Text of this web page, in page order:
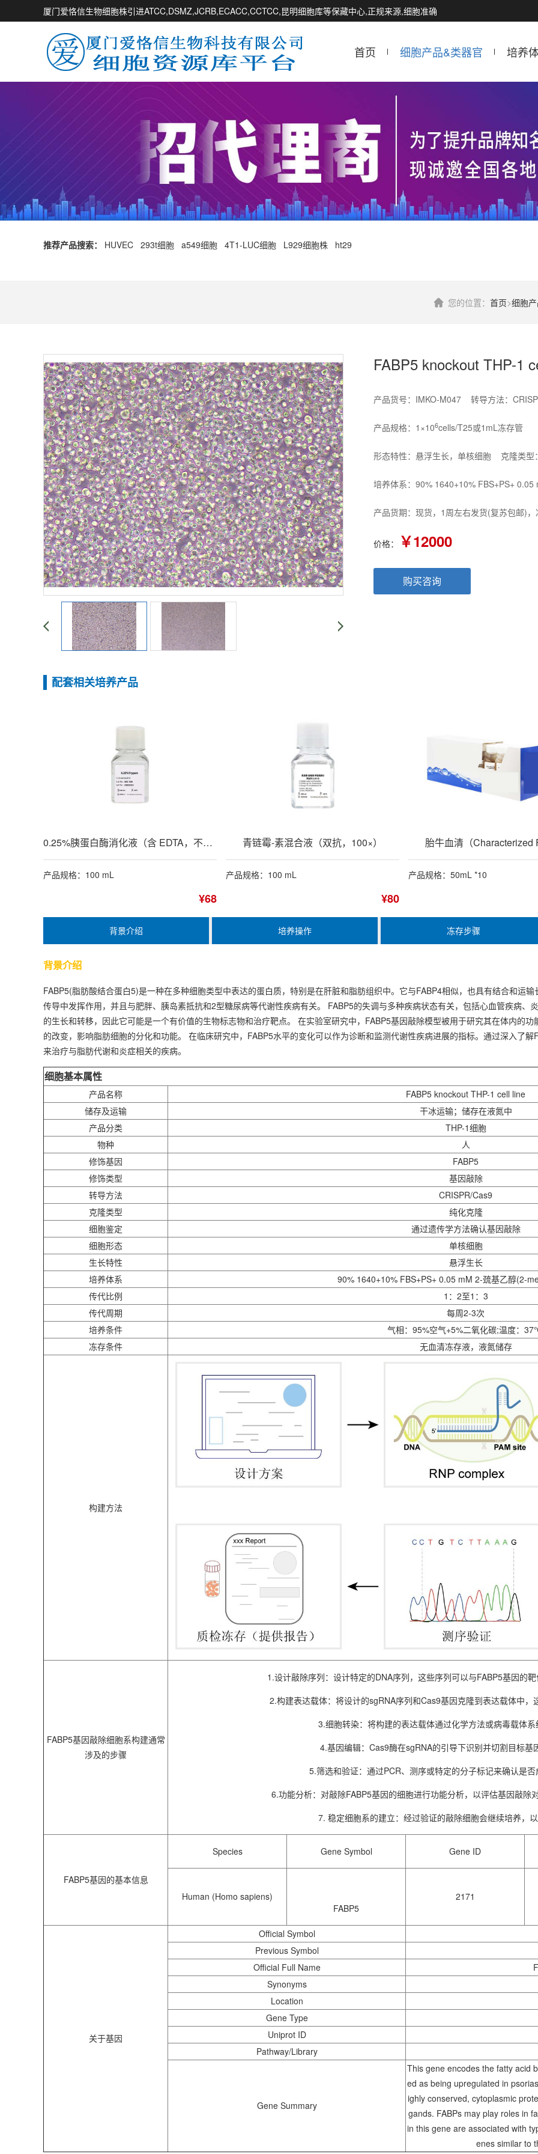
厦门爱恪信生物细胞株引进ATCC,DSMZ,JCRB,ECACC,CCTCC,昆明细胞库等保藏中心,正规来源,细胞准确
首页 细胞产品&类器官 培养
推荐产品搜索： HUVEC 293t细胞 a549细胞 4T1-LUC细胞 L929细胞株 ht29
您的位置： 首页>细胞
FABP5 knockout THP-1
产品货号：IMKO-M047 转导方法：
产品规格：1×106cells/T25或1mL冻存管
形态特性：悬浮生长，单核细胞 克隆类型
培养体系：90% 1640+10% FBS+PS+
产品货期：现货，1周左右发货(复苏包邮)
价格： ￥12000
购买咨询
配套相关培养产品
0.25%胰蛋白酶消化液（含 EDTA，不含酚红）
产品规格：100 mL
¥68
青链霉-素混合液（双抗，100×）
产品规格：100 mL
¥80
胎牛血清（Characterized
产品规格：50mL *10
背景介绍 培养操作 冻存步骤
背景介绍
FABP5(脂肪酸结合蛋白5)是一种在多种细胞类型中表达的蛋白质，特别是在肝脏和脂肪组织中。它与FABP4相似，也具有结合和运
传导中发挥作用，并且与肥胖、胰岛素抵抗和2型糖尿病等代谢性疾病有关。 FABP5的失调与多种疾病状态有关，包括心血管疾病、
的生长和转移，因此它可能是一个有价值的生物标志物和治疗靶点。 在实验室研究中，FABP5基因敲除模型被用于研究其在体内的
的改变，影响脂肪细胞的分化和功能。 在临床研究中，FABP5水平的变化可以作为诊断和监测代谢性疾病进展的指标。通过深入了
来治疗与脂肪代谢和炎症相关的疾病。
细胞基本属性
产品名称 FABP5 knockout THP-1 cell line
储存及运输
干冰运输；储存在液氮中
产品分类
THP-1细胞
物种
人
修饰基因
FABP5
修饰类型
基因敲除
转导方法
CRISPR/Cas9
克隆类型
纯化克隆
细胞鉴定
通过遗传学方法确认基因敲除
细胞形态
单核细胞
生长特性
悬浮生长
培养体系
90% 1640+10% FBS+PS+ 0.05 mM 2-巯基乙醇(2-
传代比例
1：2至1：3
传代周期
每周2-3次
培养条件
气相：95%空气+5%二氧化碳;温度：
冻存条件
无血清冻存液，液氮储存
构建方法
FABP5基因敲除细胞系构建通常
涉及的步骤
1.设计敲除序列：设计特定的DNA序列，这些序列可以与FABP5基因的
2.构建表达载体：将设计的sgRNA序列和Cas9基因克隆到表达载体中
3.细胞转染：将构建的表达载体通过化学方法或病毒载体
4.基因编辑：Cas9酶在sgRNA的引导下识别并切割目标
5.筛选和验证：通过PCR、测序或特定的分子标记来确认是
6.功能分析：对敲除FABP5基因的细胞进行功能分析，以评估基因敲
7. 稳定细胞系的建立：经过验证的敲除细胞会继续培养，
FABP5基因的基本信息
Species Gene Symbol Gene ID
Human (Homo sapiens)
FABP5
2171
关于基因
Official Symbol
Previous Symbol
Official Full Name
Synonyms
Location
Gene Type
Uniprot ID
Pathway/Library
Gene Summary
This gene encodes the fatty acid
ed as being upregulated in
ighly conserved, cytoplasmic
gands. FABPs may play roles in
in this gene are associated with
enes similar to